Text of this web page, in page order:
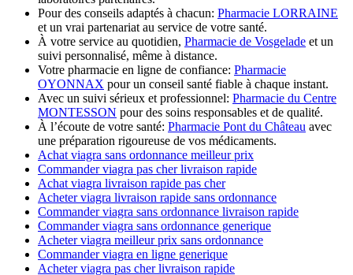
Pour des conseils adaptés à chacun: Pharmacie LORRAINE
et un vrai partenariat au service de votre santé.
À votre service au quotidien, Pharmacie de Vosgelade et un
suivi personnalisé, même à distance.
Votre pharmacie en ligne de confiance: Pharmacie
OYONNAX pour un conseil santé fiable à chaque instant.
Avec un suivi sérieux et professionnel: Pharmacie du Centre
MONTESSON pour des soins responsables et de qualité.
À l’écoute de votre santé: Pharmacie Pont du Château avec
une préparation rigoureuse de vos médicaments.
Achat viagra sans ordonnance meilleur prix
Commander viagra pas cher livraison rapide
Achat viagra livraison rapide pas cher
Acheter viagra livraison rapide sans ordonnance
Commander viagra sans ordonnance livraison rapide
Commander viagra sans ordonnance generique
Acheter viagra meilleur prix sans ordonnance
Commander viagra en ligne generique
Acheter viagra pas cher livraison rapide